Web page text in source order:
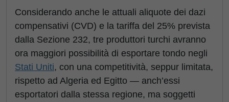
Considerando anche le attuali aliquote dei dazi
compensativi (CVD) e la tariffa del 25% prevista
dalla Sezione 232, tre produttori turchi avranno
ora maggiori possibilità di esportare tondo negli
Stati Uniti, con una competitività, seppur limitata,
rispetto ad Algeria ed Egitto — anch’essi
esportatori dalla stessa regione, ma soggetti